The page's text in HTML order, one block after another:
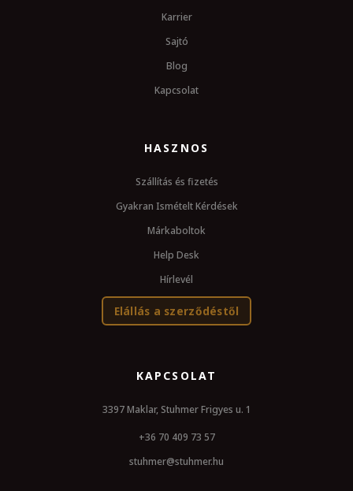
Karrier
Sajtó
Blog
Kapcsolat
HASZNOS
Szállítás és fizetés
Gyakran Ismételt Kérdések
Márkaboltok
Help Desk
Hírlevél
Elállás a szerződéstől
KAPCSOLAT
3397 Maklar, Stuhmer Frigyes u. 1
+36 70 409 73 57
stuhmer@stuhmer.hu